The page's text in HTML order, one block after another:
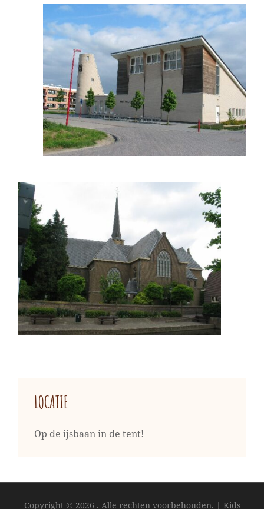
LOCATIE
Op de ijsbaan in de tent!
Copyright © 2026 . Alle rechten voorbehouden. | Kids